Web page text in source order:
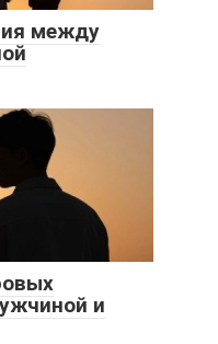
между
и